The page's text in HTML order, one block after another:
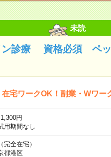
未読
ン診療 資格必須 ペ
宅ワークOK！副業・Wワー
円
用期間なし
完全在宅）
都港区